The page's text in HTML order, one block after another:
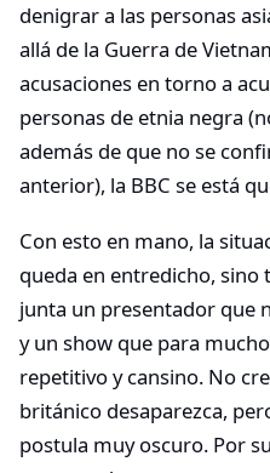
denigrar a las personas
allá de la Guerra de
acusaciones en torno a
personas de etnia negra
además de que no se
anterior), la BBC se está
Con esto en mano, la
queda en entredicho, sino
junta un presentador que
y un show que para
repetitivo y cansino. No
británico desaparezca,
postula muy oscuro. Por